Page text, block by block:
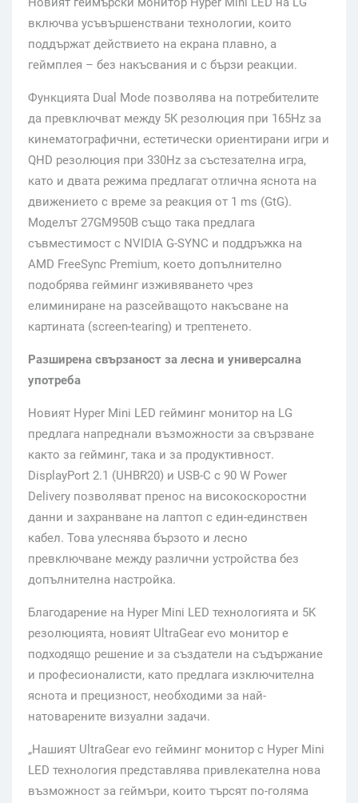
включва усъвършенствани технологии, които
поддържат действието на екрана плавно, а
геймплея – без накъсвания и с бързи реакции.
Функцията Dual Mode позволява на потребителите
да превключват между 5K резолюция при 165Hz за
кинематографични, естетически ориентирани игри и
QHD резолюция при 330Hz за състезателна игра,
като и двата режима предлагат отлична яснота на
движението с време за реакция от 1 ms (GtG).
Моделът 27GM950B също така предлага
съвместимост с NVIDIA G-SYNC и поддръжка на
AMD FreeSync Premium, което допълнително
подобрява гейминг изживяването чрез
елиминиране на разсейващото накъсване на
картината (screen-tearing) и трептенето.
Разширена свързаност за лесна и универсална
употреба
Новият Hyper Mini LED гейминг монитор на LG
предлага напреднали възможности за свързване
както за гейминг, така и за продуктивност.
DisplayPort 2.1 (UHBR20) и USB-C с 90 W Power
Delivery позволяват пренос на високоскоростни
данни и захранване на лаптоп с един-единствен
кабел. Това улеснява бързото и лесно
превключване между различни устройства без
допълнителна настройка.
Благодарение на Hyper Mini LED технологията и 5K
резолюцията, новият UltraGear evo монитор е
подходящо решение и за създатели на съдържание
и професионалисти, като предлага изключителна
яснота и прецизност, необходими за най-
натоварените визуални задачи.
„Нашият UltraGear evo гейминг монитор с Hyper Mini
LED технология представлява привлекателна нова
възможност за геймъри, които търсят по-голяма